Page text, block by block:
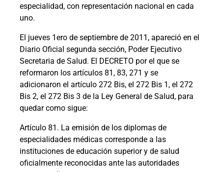
especialidad, con representación nacional en cada
uno.
El jueves 1ero de septiembre de 2011, apareció en el
Diario Oficial segunda sección, Poder Ejecutivo
Secretaria de Salud. El DECRETO por el que se
reformaron los artículos 81, 83, 271 y se
adicionaron el artículo 272 Bis, el 272 Bis 1, el 272
Bis 2, el 272 Bis 3 de la Ley General de Salud, para
quedar como sigue:
Artículo 81. La emisión de los diplomas de
especialidades médicas corresponde a las
instituciones de educación superior y de salud
oficialmente reconocidas ante las autoridades